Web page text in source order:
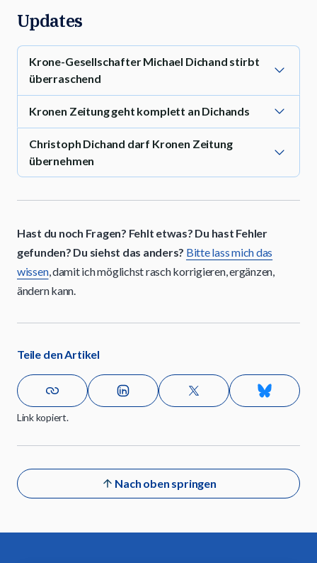
Updates
Krone-Gesellschafter Michael Dichand stirbt
überraschend
Kronen Zeitung geht komplett an Dichands
Christoph Dichand darf Kronen Zeitung
übernehmen
Hast du noch Fragen? Fehlt etwas? Du hast Fehler
gefunden? Du siehst das anders? Bitte lass mich das
wissen, damit ich möglichst rasch korrigieren, ergänzen,
ändern kann.
Teile den Artikel
Link kopiert.
Nach oben springen